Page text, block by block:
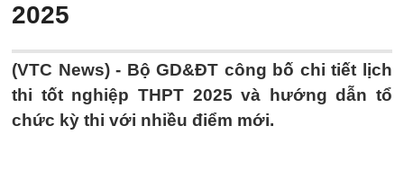
2025
(VTC News) - Bộ GD&ĐT công bố chi tiết lịch
thi tốt nghiệp THPT 2025 và hướng dẫn tổ
chức kỳ thi với nhiều điểm mới.